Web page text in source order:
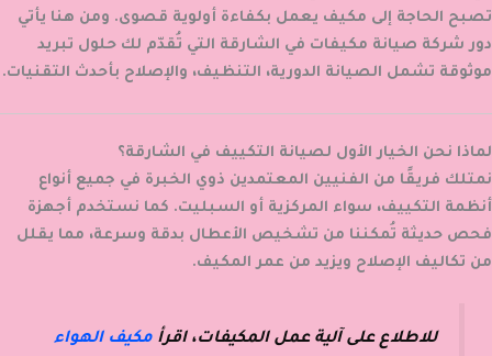
تصبح الحاجة إلى مكيف يعمل بكفاءة أولوية قصوى. ومن هنا يأتي
دور شركة صيانة مكيفات في الشارقة التي تُقدّم لك حلول تبريد
موثوقة تشمل الصيانة الدورية، التنظيف، والإصلاح بأحدث التقنيات.
لماذا نحن الخيار الأول لصيانة التكييف في الشارقة؟
نمتلك فريقًا من الفنيين المعتمدين ذوي الخبرة في جميع أنواع
أنظمة التكييف، سواء المركزية أو السبليت. كما نستخدم أجهزة
فحص حديثة تُمكننا من تشخيص الأعطال بدقة وسرعة، مما يقلل
من تكاليف الإصلاح ويزيد من عمر المكيف.
للاطلاع على آلية عمل المكيفات، اقرأ مكيف الهواء